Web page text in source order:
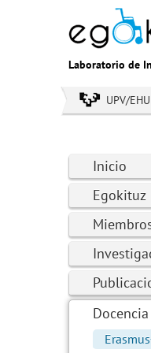
Laboratorio de
UPV/
Inicio
Egokituz
Docencia